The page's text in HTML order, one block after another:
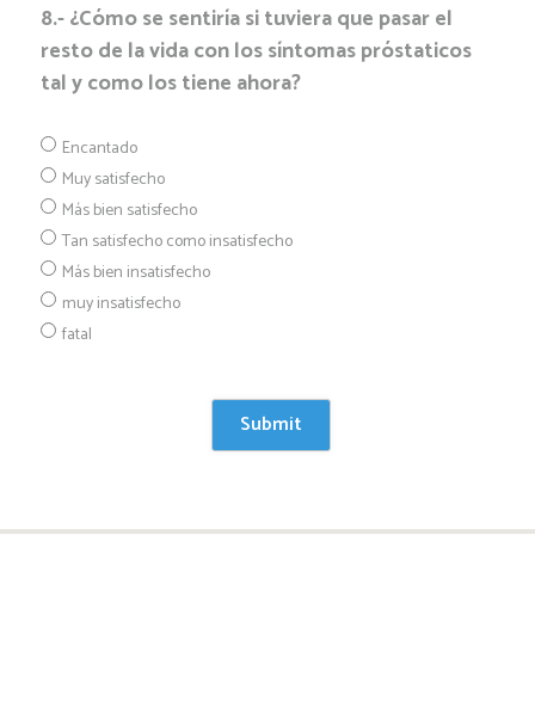
8.- ¿Cómo se sentiría si tuviera que pasar el
resto de la vida con los síntomas próstaticos
tal y como los tiene ahora?
Encantado
Muy satisfecho
Más bien satisfecho
Tan satisfecho como insatisfecho
Más bien insatisfecho
muy insatisfecho
fatal